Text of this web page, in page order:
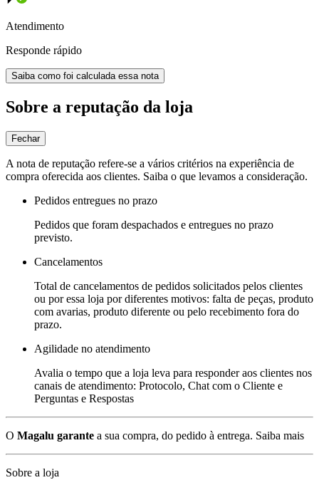
Atendimento
Responde rápido
Saiba como foi calculada essa nota
Sobre a reputação da loja
Fechar
A nota de reputação refere-se a vários critérios na experiência de
compra oferecida aos clientes. Saiba o que levamos a consideração.
Pedidos entregues no prazo
Pedidos que foram despachados e entregues no prazo
previsto.
Cancelamentos
Total de cancelamentos de pedidos solicitados pelos clientes
ou por essa loja por diferentes motivos: falta de peças, produto
com avarias, produto diferente ou pelo recebimento fora do
prazo.
Agilidade no atendimento
Avalia o tempo que a loja leva para responder aos clientes nos
canais de atendimento: Protocolo, Chat com o Cliente e
Perguntas e Respostas
O Magalu garante a sua compra, do pedido à entrega. Saiba mais
Sobre a loja